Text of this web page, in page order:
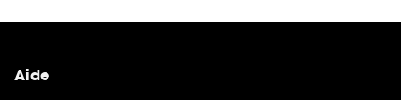
Aide